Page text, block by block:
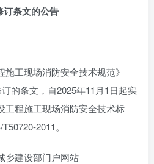
订条文的公告
工现场消防安全技术规范》
订的条文，自2025年11月1日起实
工程施工现场消防安全技术标
2011。
乡建设部门户网站